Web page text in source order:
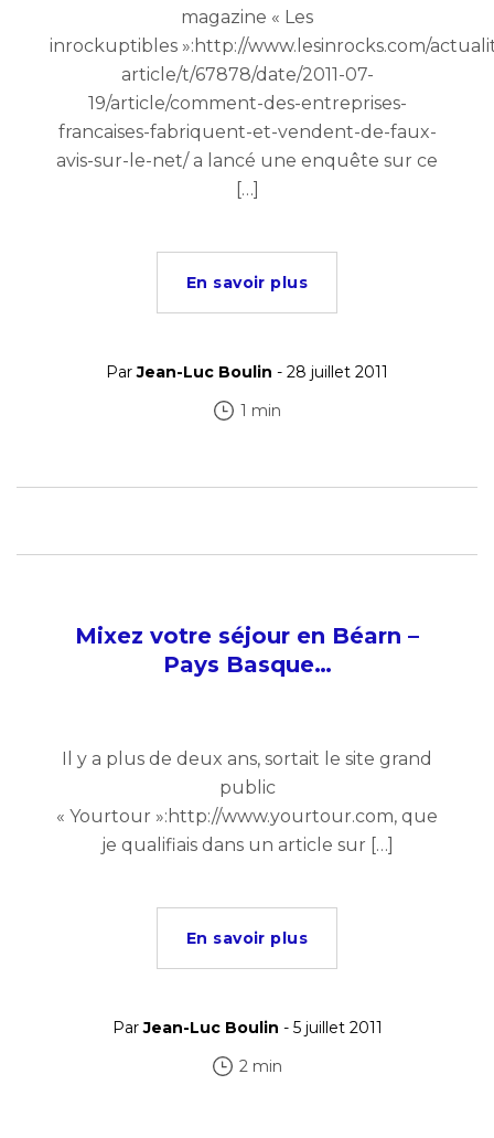
magazine « Les
inrockuptibles »:http://www.lesinrocks.com/
article/t/67878/date/2011-07-
19/article/comment-des-entreprises-
francaises-fabriquent-et-vendent-de-faux-
avis-sur-le-net/ a lancé une enquête sur ce
[…]
En savoir plus
ParJean-Luc Boulin - 28 juillet 2011
1 min
Mixez votre séjour en Béarn –
Pays Basque…
Il y a plus de deux ans, sortait le site grand
public
« Yourtour »:http://www.yourtour.com, que
je qualifiais dans un article sur […]
En savoir plus
ParJean-Luc Boulin - 5 juillet 2011
2 min